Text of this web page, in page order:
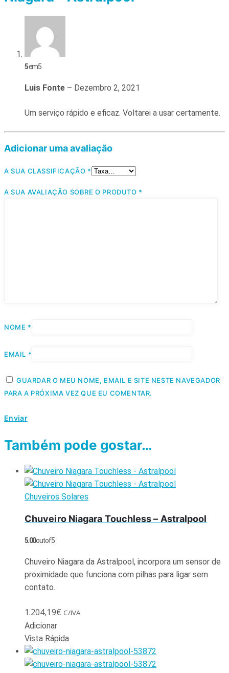
5em 5
Luis Fonte – Dezembro 2, 2021
Um serviço rápido e eficaz. Voltarei a usar certamente.
Adicionar uma avaliação
A SUA CLASSIFICAÇÃO *
A SUA AVALIAÇÃO SOBRE O PRODUTO *
NOME *
EMAIL *
GUARDAR O MEU NOME, EMAIL E SITE NESTE NAVEGADOR
PARA A PRÓXIMA VEZ QUE EU COMENTAR.
Também pode gostar…
Chuveiros Solares
Chuveiro Niagara Touchless – Astralpool
5.00out of 5
Chuveiro Niagara da Astralpool, incorpora um sensor de
proximidade que funciona com pilhas para ligar sem
contato.
1.204,19€ C/IVA
Adicionar
Vista Rápida